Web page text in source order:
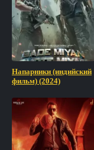
Напарники (индийский
фильм) (2024)